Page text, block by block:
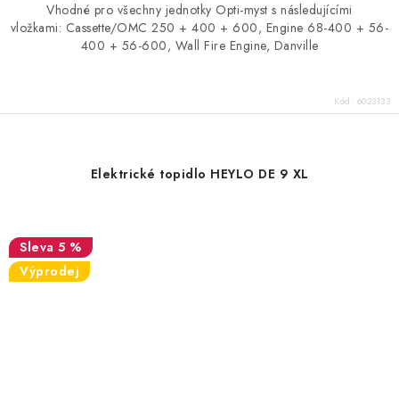
Vhodné pro všechny jednotky Opti-myst s následujícími
vložkami: Cassette/OMC 250 + 400 + 600, Engine 68-400 + 56-
400 + 56-600, Wall Fire Engine, Danville
Kód: 6023133
Elektrické topidlo HEYLO DE 9 XL
5 %
Výprodej